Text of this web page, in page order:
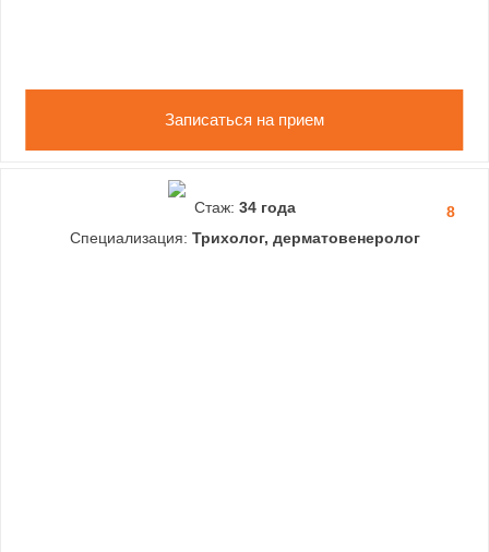
Записаться на прием
8
Стаж: 34 года
Специализация: Трихолог, дерматовенеролог